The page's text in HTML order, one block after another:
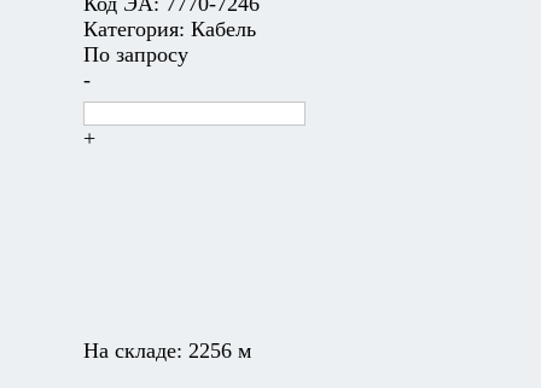
Категория: Кабель
По запросу
-
+
На складе: 2256 м